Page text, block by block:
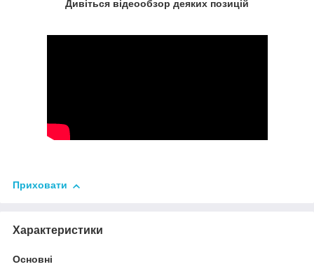
Дивіться відеообзор деяких позицій
Приховати
Характеристики
Основні